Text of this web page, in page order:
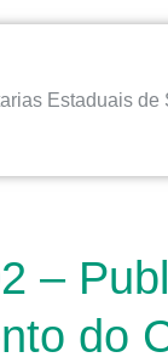
Estaduais de
–
do